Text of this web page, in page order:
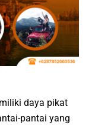
daya pikat
pantai yang